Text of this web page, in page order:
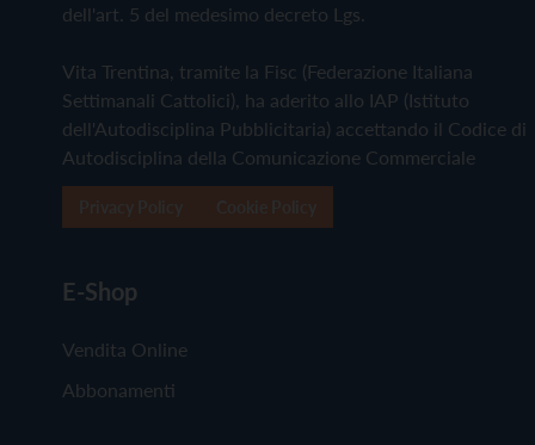
dell'art. 5 del medesimo decreto Lgs.
Vita Trentina, tramite la Fisc (Federazione Italiana
Settimanali Cattolici), ha aderito allo IAP (Istituto
dell'Autodisciplina Pubblicitaria) accettando il Codice di
Autodisciplina della Comunicazione Commerciale
E-Shop
Vendita Online
Abbonamenti